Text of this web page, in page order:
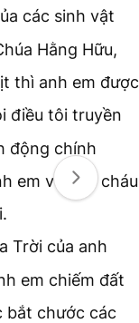
các sinh vật
Hằng Hữu,
thì anh em được
điều tôi truyền
động chính
em và con cháu
Trời của anh
em chiếm đất
bắt chước các